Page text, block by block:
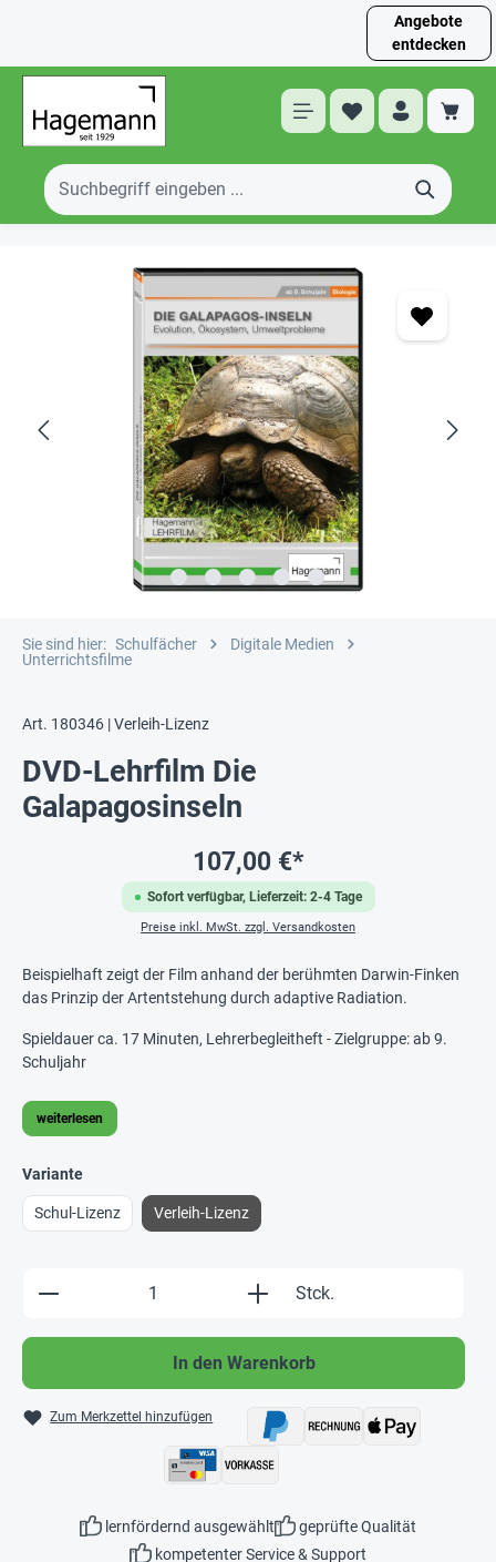
Angebote
entdecken
Sie sind hier: Schulfächer
Digitale Medien
Unterrichtsfilme
Art. 180346 | Verleih-Lizenz
DVD-Lehrfilm Die
Galapagosinseln
Sofort verfügbar, Lieferzeit: 2-4 Tage
107,00 €*
Preise inkl. MwSt. zzgl. Versandkosten
Beispielhaft zeigt der Film anhand der berühmten Darwin-Finken
das Prinzip der Artentstehung durch adaptive Radiation.
Spieldauer ca. 17 Minuten, Lehrerbegleitheft - Zielgruppe: ab 9.
Schuljahr
weiterlesen
Variante
Schul-Lizenz Verleih-Lizenz
Produkt Anzahl: Gib den gewünschten
Stck.
In den Warenkorb
Zum Merkzettel hinzufügen
lernfördernd ausgewählt
geprüfte Qualität
kompetenter Service & Support